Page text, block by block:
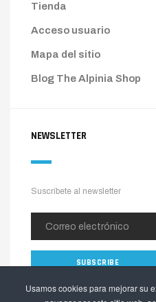
Usamos cookies para mejorar su
Tienda
Acceso usuario
Mapa del sitio
Blog The Alpinia Shop
NEWSLETTER
Suscríbete al newsletter